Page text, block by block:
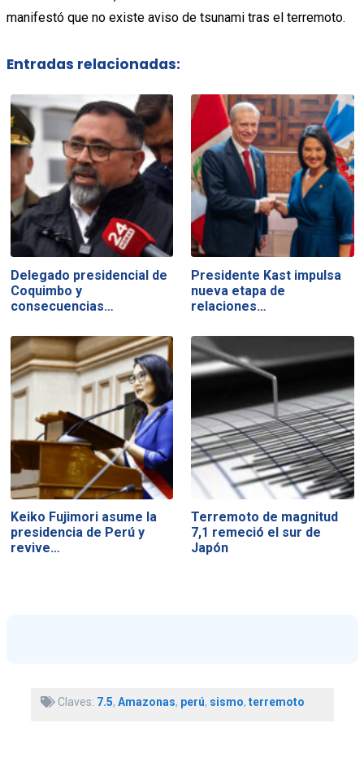
manifestó que no existe aviso de tsunami tras el terremoto.
Entradas relacionadas:
Delegado presidencial de
Coquimbo y
consecuencias…
Presidente Kast impulsa
nueva etapa de
relaciones…
Keiko Fujimori asume la
presidencia de Perú y
revive…
Terremoto de magnitud
7,1 remeció el sur de
Japón
Claves: 7.5, Amazonas, perú, sismo, terremoto